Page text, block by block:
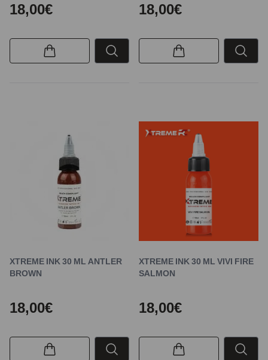
18,00€ 18,00€
XTREME INK 30 ML ANTLER
BROWN
18,00€
XTREME INK 30 ML VIVI FIRE
SALMON
18,00€